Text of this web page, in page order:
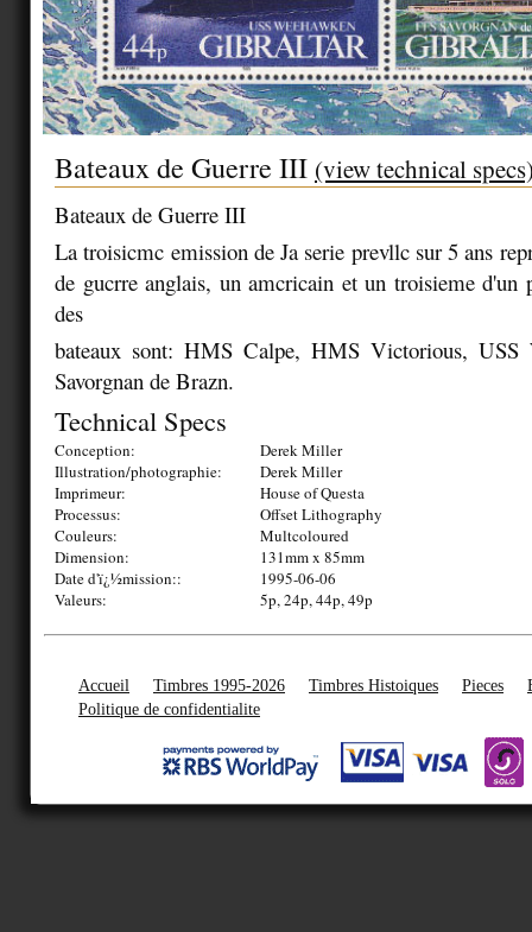
Bateaux de Guerre III (view technical
Bateaux de Guerre III
La troisicmc emission de Ja serie prevllc sur 5 ans
de gucrre anglais, un amcricain et un troisieme d'un
des
bateaux sont: HMS Calpe, HMS Victorious, USS
Savorgnan de Brazn.
Technical Specs
Conception:
Derek Miller
Illustration/photographie:
Derek Miller
Imprimeur:
House of Questa
Processus:
Offset Lithography
Couleurs:
Multcoloured
Dimension:
131mm x 85mm
Date d'ï¿½mission::
1995-06-06
Valeurs:
5p, 24p, 44p, 49p
Accueil Timbres 1995-2026 Timbres Histoiques Pieces
Politique de confidentialite